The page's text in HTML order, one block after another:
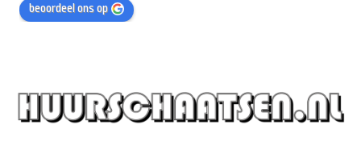
beoordeel ons op